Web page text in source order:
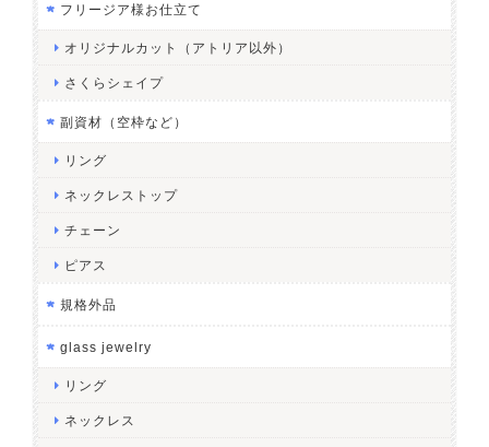
フリージア様お仕立て
オリジナルカット（アトリア以外）
さくらシェイプ
副資材（空枠など）
リング
ネックレストップ
チェーン
ピアス
規格外品
glass jewelry
リング
ネックレス